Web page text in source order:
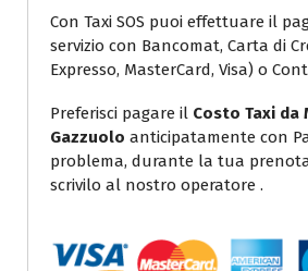
Con Taxi SOS puoi effettuare il
servizio con Bancomat, Carta di
Expresso, MasterCard, Visa) o
Preferisci pagare il Costo Taxi da
Gazzuolo anticipatamente con
problema, durante la tua
scrivilo al nostro operatore .